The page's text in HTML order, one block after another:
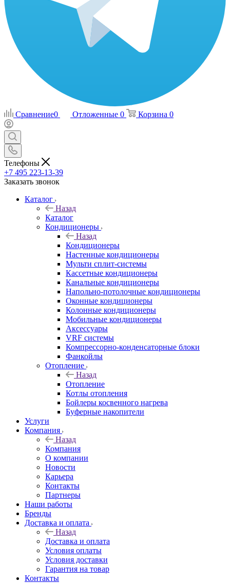
Сравнение0 Отложенные 0 Корзина 0
Телефоны
+7 495 223-13-39
Заказать звонок
Каталог
Назад
Каталог
Кондиционеры
Назад
Кондиционеры
Настенные кондиционеры
Мульти сплит-системы
Кассетные кондиционеры
Канальные кондиционеры
Напольно-потолочные кондиционеры
Оконные кондиционеры
Колонные кондиционеры
Мобильные кондиционеры
Аксессуары
VRF системы
Компрессорно-конденсаторные блоки
Фанкойлы
Отопление
Назад
Отопление
Котлы отопления
Бойлеры косвенного нагрева
Буферные накопители
Услуги
Компания
Назад
Компания
О компании
Новости
Карьера
Контакты
Партнеры
Наши работы
Бренды
Доставка и оплата
Назад
Доставка и оплата
Условия оплаты
Условия доставки
Гарантия на товар
Контакты